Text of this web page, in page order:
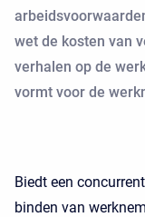
wet de kosten van
verhalen op de
vormt voor de
Biedt een
binden van